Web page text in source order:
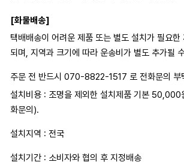
[화물배송]
택배배송이 어려운 제품 또는 별도 설치가 필요
되며, 지역과 크기에 따라 운송비가 별도 추가될
주문 전 반드시 070-8822-1517 로 전화문의 부
설치비용 : 조명을 제외한 설치제품 기본
화문의).
설치지역 : 전국
설치기간 : 소비자와 협의 후 지정배송